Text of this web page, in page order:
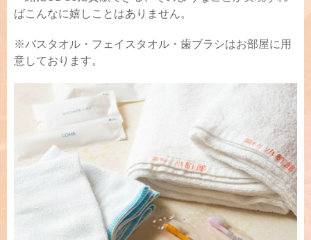
ばこんなに嬉しことはありません。
※バスタオル・フェイスタオル・歯ブラシはお部屋に用
意しております。